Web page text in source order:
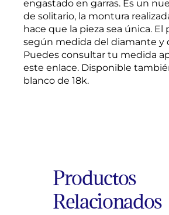
engastado en garras. Es un
de solitario, la montura
hace que la pieza sea única. El
según medida del diamante y
Puedes consultar tu medida
este enlace. Disponible
blanco de 18k.
Productos
Relacionados